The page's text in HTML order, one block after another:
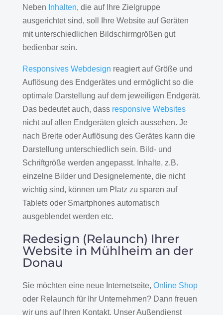
Neben Inhalten, die auf Ihre Zielgruppe
ausgerichtet sind, soll Ihre Website auf Geräten
mit unterschiedlichen Bildschirmgrößen gut
bedienbar sein.
Responsives Webdesign reagiert auf Größe und
Auflösung des Endgerätes und ermöglicht so die
optimale Darstellung auf dem jeweiligen Endgerät.
Das bedeutet auch, dass responsive Websites
nicht auf allen Endgeräten gleich aussehen. Je
nach Breite oder Auflösung des Gerätes kann die
Darstellung unterschiedlich sein. Bild- und
Schriftgröße werden angepasst. Inhalte, z.B.
einzelne Bilder und Designelemente, die nicht
wichtig sind, können um Platz zu sparen auf
Tablets oder Smartphones automatisch
ausgeblendet werden etc.
Redesign (Relaunch) Ihrer
Website in Mühlheim an der
Donau
Sie möchten eine neue Internetseite, Online Shop
oder Relaunch für Ihr Unternehmen? Dann freuen
wir uns auf Ihren Kontakt. Unser Außendienst